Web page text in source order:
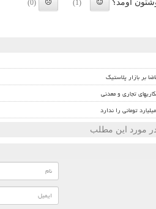
اومد؟ (1)
(0)
بر بازار پلاستیک
تجاری و معدنی
در مورد این مطلب